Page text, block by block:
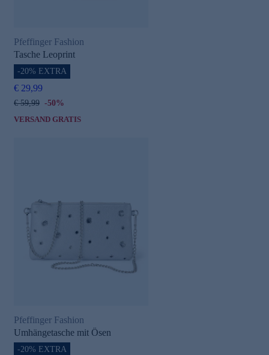
Pfeffinger Fashion
Tasche Leoprint
-20% EXTRA
€ 29,99
€ 59,99 -50%
VERSAND GRATIS
Pfeffinger Fashion
Umhängetasche mit Ösen
-20% EXTRA